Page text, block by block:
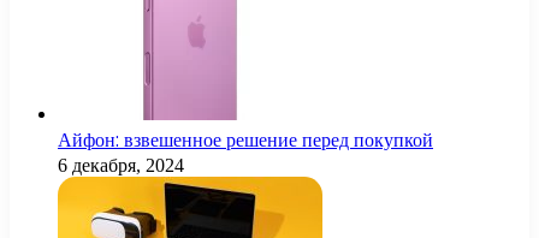
Айфон: взвешенное решение перед покупкой
6 декабря, 2024